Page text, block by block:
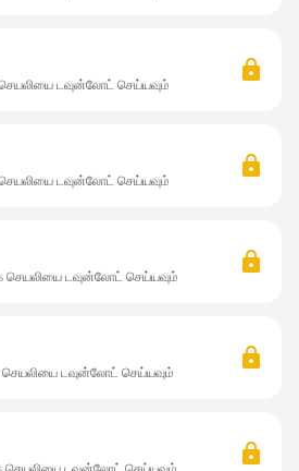
டவுன்லோட் செய்யவும்
டவுன்லோட் செய்யவும்
செயலியை டவுன்லோட் செய்யவும்
டவுன்லோட் செய்யவும்